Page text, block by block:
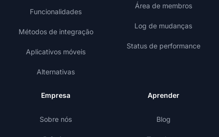
Funcionalidades
Métodos de integração
Aplicativos móveis
Alternativas
Área de membros
Log de mudanças
Status de performance
Empresa
Sobre nós
Aprender
Blog